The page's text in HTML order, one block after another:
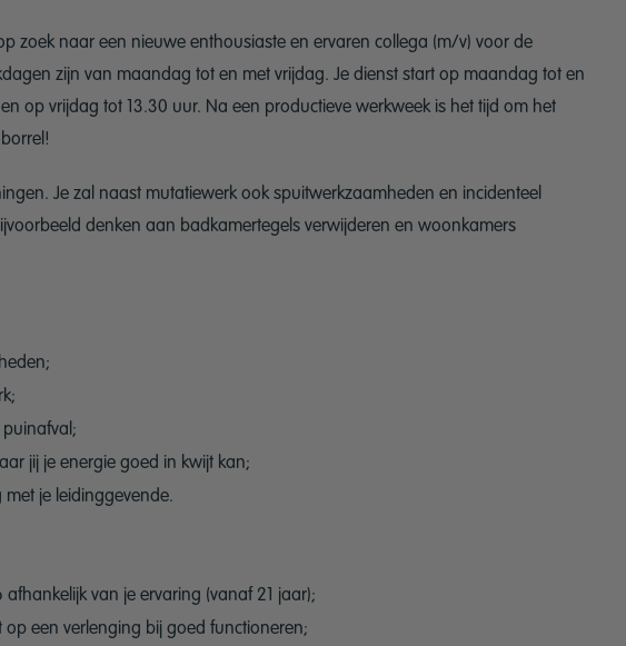
zoek naar een nieuwe enthousiaste en ervaren collega (m/v) voor de
zijn van maandag tot en met vrijdag. Je dienst start op maandag tot en
op vrijdag tot 13.30 uur. Na een productieve werkweek is het tijd om het
Je zal naast mutatiewerk ook spuitwerkzaamheden en incidenteel
denken aan badkamertegels verwijderen en woonkamers
jij je energie goed in kwijt kan;
je leidinggevende.
van je ervaring (vanaf 21 jaar);
een verlenging bij goed functioneren;